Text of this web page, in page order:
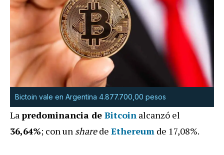
Bictoin vale en Argentina 4.877.700,00 pesos
Lapredominancia de Bitcoin alcanzó el
36,64%; con un sharede Ethereum de 17,08%.